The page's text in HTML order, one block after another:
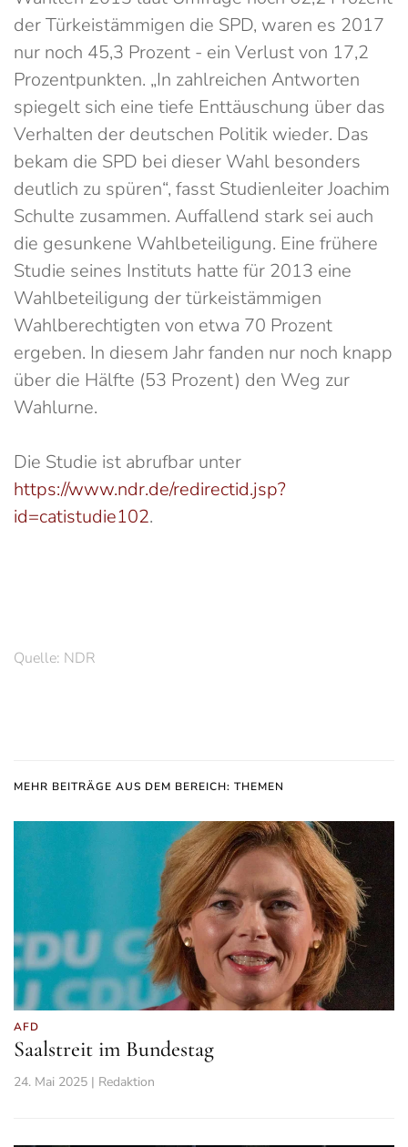
der Türkeistämmigen die SPD, waren es 2017
nur noch 45,3 Prozent - ein Verlust von 17,2
Prozentpunkten. „In zahlreichen Antworten
spiegelt sich eine tiefe Enttäuschung über das
Verhalten der deutschen Politik wieder. Das
bekam die SPD bei dieser Wahl besonders
deutlich zu spüren“, fasst Studienleiter Joachim
Schulte zusammen. Auffallend stark sei auch
die gesunkene Wahlbeteiligung. Eine frühere
Studie seines Instituts hatte für 2013 eine
Wahlbeteiligung der türkeistämmigen
Wahlberechtigten von etwa 70 Prozent
ergeben. In diesem Jahr fanden nur noch knapp
über die Hälfte (53 Prozent) den Weg zur
Wahlurne.
Die Studie ist abrufbar unter
https://www.ndr.de/redirectid.jsp?
id=catistudie102.
Quelle: NDR
MEHR BEITRÄGE AUS DEM BEREICH: THEMEN
AFD
Saalstreit im Bundestag
24. Mai 2025 | Redaktion